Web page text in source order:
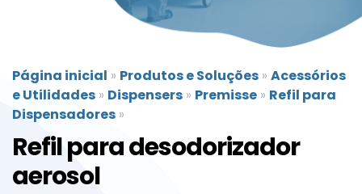
Página inicial » Produtos e Soluções » Acessórios
e Utilidades » Dispensers » Premisse » Refil para
Dispensadores »
Refil para desodorizador
aerosol